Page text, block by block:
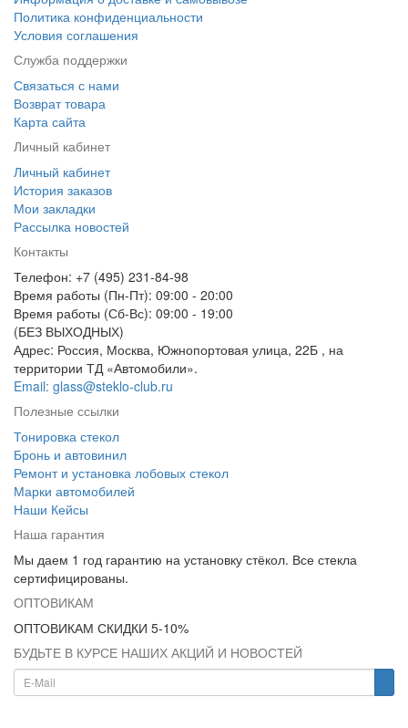
Политика конфиденциальности
Условия соглашения
Служба поддержки
Связаться с нами
Возврат товара
Карта сайта
Личный кабинет
Личный кабинет
История заказов
Мои закладки
Рассылка новостей
Контакты
Телефон: +7 (495) 231-84-98
Время работы (Пн-Пт): 09:00 - 20:00
Время работы (Сб-Вс): 09:00 - 19:00
(БЕЗ ВЫХОДНЫХ)
Адрес: Россия, Москва, Южнопортовая улица, 22Б , на
территории ТД «Автомобили».
Email: glass@steklo-club.ru
Полезные ссылки
Тонировка стекол
Бронь и автовинил
Ремонт и установка лобовых стекол
Марки автомобилей
Наши Кейсы
Наша гарантия
Мы даем 1 год гарантию на установку стёкол. Все стекла
сертифицированы.
ОПТОВИКАМ
ОПТОВИКАМ СКИДКИ 5-10%
БУДЬТЕ В КУРСЕ НАШИХ АКЦИЙ И НОВОСТЕЙ